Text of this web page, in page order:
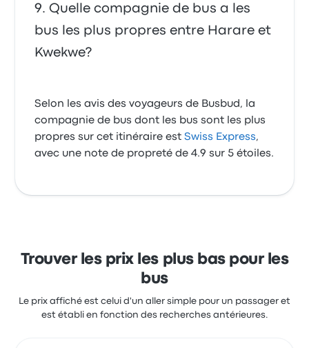
Quelle compagnie de bus a les
bus les plus propres entre Harare et
Kwekwe?
Selon les avis des voyageurs de Busbud, la
compagnie de bus dont les bus sont les plus
propres sur cet itinéraire estSwiss Express,
avec une note de propreté de 4.9 sur 5 étoiles.
Trouver les prix les plus bas pour les
bus
Le prix affiché est celui d'un aller simple pour un passager et
est établi en fonction des recherches antérieures.